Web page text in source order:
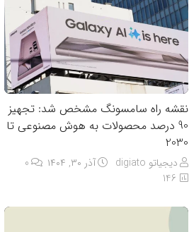
نقشه راه سامسونگ مشخص شد: تجهیز
90 درصد محصولات به هوش مصنوعی تا
2030
دیجیاتو digiato آذر ۳۰, ۱۴۰۴
0
146